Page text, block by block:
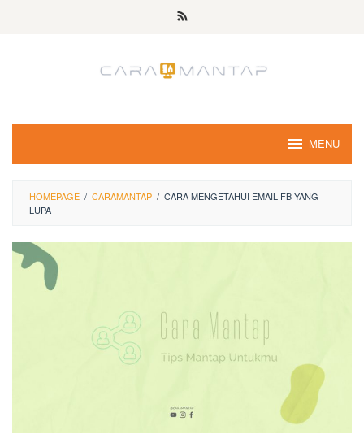
MENU
HOMEPAGE / CARAMANTAP / CARA MENGETAHUI EMAIL FB YANG
LUPA